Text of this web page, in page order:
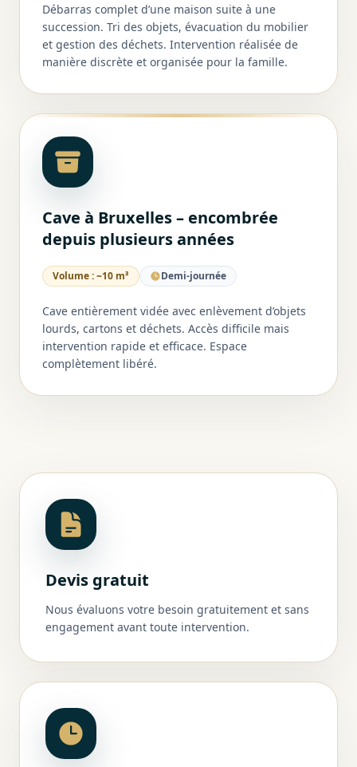
Débarras complet d’une maison suite à une
succession. Tri des objets, évacuation du mobilier
et gestion des déchets. Intervention réalisée de
manière discrète et organisée pour la famille.
Cave à Bruxelles – encombrée
depuis plusieurs années
Volume :~10 m³ Demi-journée
Cave entièrement vidée avec enlèvement d’objets
lourds, cartons et déchets. Accès difficile mais
intervention rapide et efficace. Espace
complètement libéré.
Devis gratuit
Nous évaluons votre besoin gratuitement et sans
engagement avant toute intervention.